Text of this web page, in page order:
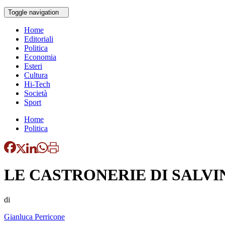
Toggle navigation
Home
Editoriali
Politica
Economia
Esteri
Cultura
Hi-Tech
Società
Sport
Home
Politica
LE CASTRONERIE DI
di
Gianluca Perricone